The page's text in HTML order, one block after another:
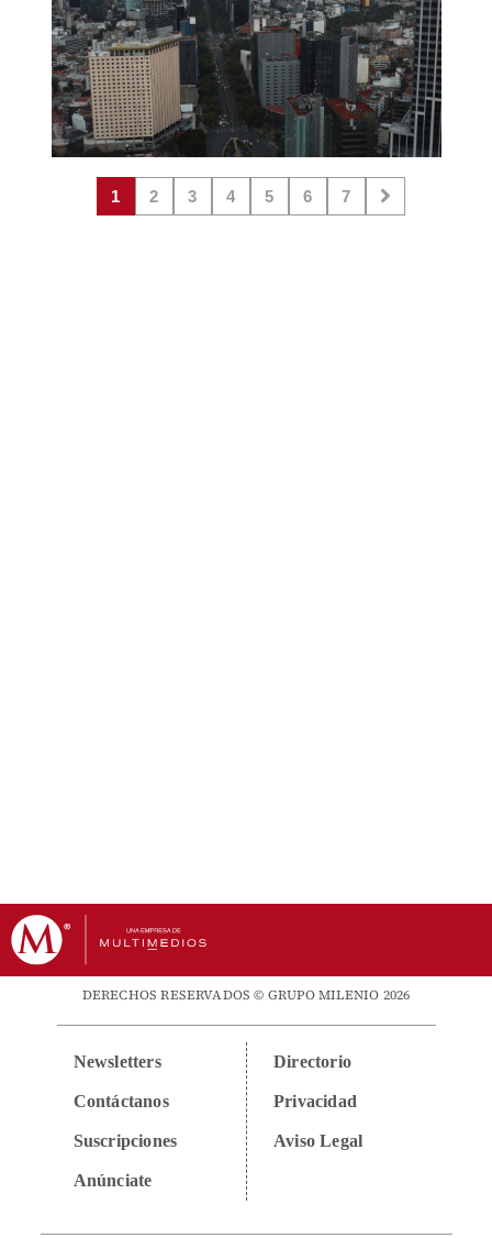
1 2 3 4 5 6 7
DERECHOS RESERVADOS © GRUPO MILENIO 2026
Newsletters
Contáctanos
Suscripciones
Anúnciate
Directorio
Privacidad
Aviso Legal